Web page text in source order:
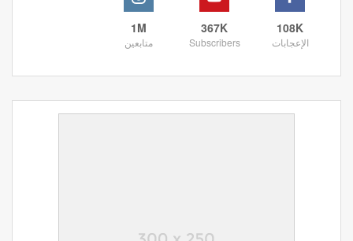
108K
الإعجابات
367K
Subscribers
1M
متابعين